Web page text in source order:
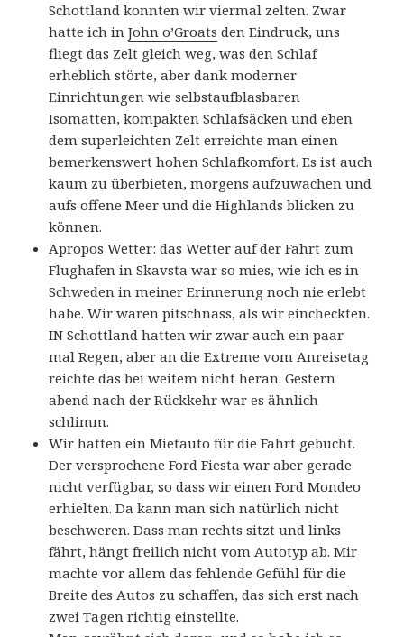
Schottland konnten wir viermal zelten. Zwar
hatte ich inJohn o’Groats den Eindruck, uns
fliegt das Zelt gleich weg, was den Schlaf
erheblich störte, aber dank moderner
Einrichtungen wie selbstaufblasbaren
Isomatten, kompakten Schlafsäcken und eben
dem superleichten Zelt erreichte man einen
bemerkenswert hohen Schlafkomfort. Es ist auch
kaum zu überbieten, morgens aufzuwachen und
aufs offene Meer und die Highlands blicken zu
können.
Apropos Wetter: das Wetter auf der Fahrt zum
Flughafen in Skavsta war so mies, wie ich es in
Schweden in meiner Erinnerung noch nie erlebt
habe. Wir waren pitschnass, als wir eincheckten.
IN Schottland hatten wir zwar auch ein paar
mal Regen, aber an die Extreme vom Anreisetag
reichte das bei weitem nicht heran. Gestern
abend nach der Rückkehr war es ähnlich
schlimm.
Wir hatten ein Mietauto für die Fahrt gebucht.
Der versprochene Ford Fiesta war aber gerade
nicht verfügbar, so dass wir einen Ford Mondeo
erhielten. Da kann man sich natürlich nicht
beschweren. Dass man rechts sitzt und links
fährt, hängt freilich nicht vom Autotyp ab. Mir
machte vor allem das fehlende Gefühl für die
Breite des Autos zu schaffen, das sich erst nach
zwei Tagen richtig einstellte.